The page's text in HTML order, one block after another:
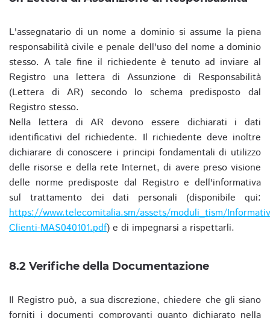
L'assegnatario di un nome a dominio si assume la piena
responsabilità civile e penale dell'uso del nome a dominio
stesso. A tale fine il richiedente è tenuto ad inviare al
Registro una lettera di Assunzione di Responsabilità
(Lettera di AR) secondo lo schema predisposto dal
Registro stesso.
Nella lettera di AR devono essere dichiarati i dati
identificativi del richiedente. Il richiedente deve inoltre
dichiarare di conoscere i principi fondamentali di utilizzo
delle risorse e della rete Internet, di avere preso visione
delle norme predisposte dal Registro e dell'informativa
sul trattamento dei dati personali (disponibile qui:
https://www.telecomitalia.sm/assets/moduli_tism/
Clienti-MAS040101.pdf) e di impegnarsi a rispettarli.
8.2 Verifiche della Documentazione
Il Registro può, a sua discrezione, chiedere che gli siano